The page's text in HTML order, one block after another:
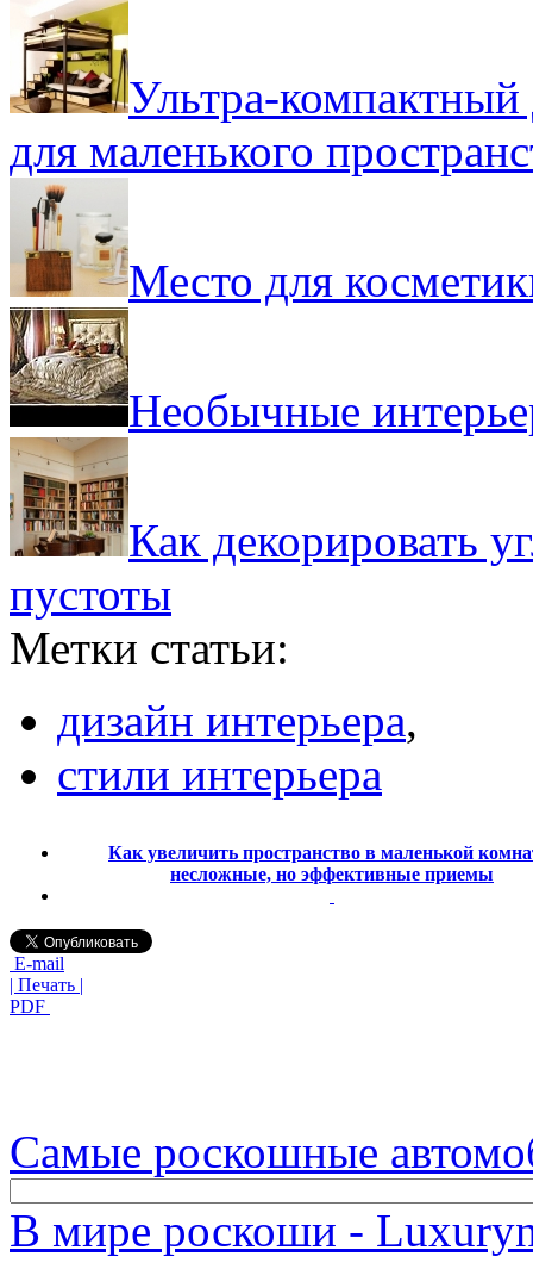
Ультра-
для маленького
Место для
Необычные
Как декорировать
пустоты
Метки статьи:
дизайн интерьера,
стили интерьера
Как увеличить пространство в маленькой
несложные, но эффективные приемы
E-mail
| Печать |
PDF
Самые роскошные
В мире роскоши -